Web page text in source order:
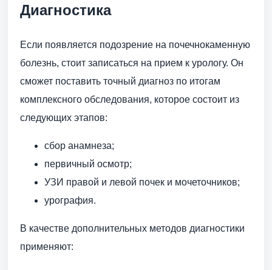
Диагностика
Если появляется подозрение на почечнокаменную
болезнь, стоит записаться на прием к урологу. Он
сможет поставить точный диагноз по итогам
комплексного обследования, которое состоит из
следующих этапов:
сбор анамнеза;
первичный осмотр;
УЗИ правой и левой почек и мочеточников;
урография.
В качестве дополнительных методов диагностики
применяют: